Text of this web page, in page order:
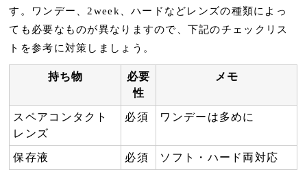
す。ワンデー、2week、ハードなどレンズの種類によっ
ても必要なものが異なりますので、下記のチェックリス
トを参考に対策しましょう。
持ち物
必要
性
メモ
スペアコンタクト
レンズ
必須 ワンデーは多めに
保存液 必須 ソフト・ハード両対応